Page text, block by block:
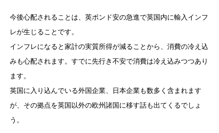
今後心配されることは、英ポンド安の急進で英国内に輸入インフ
レが生じることです。
インフレになると家計の実質所得が減ることから、消費の冷え込
みも心配されます。すでに先行き不安で消費は冷え込みつつあり
ます。
英国に入り込んでいる外国企業、日本企業も数多く含まれます
が、その拠点を英国以外の欧州諸国に移す話も出てくるでしょ
う。